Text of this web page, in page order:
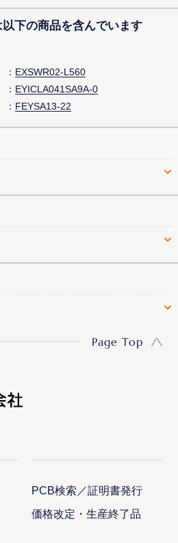
下の商品を含んでいます
EXSWR02-L560
EYICLA041SA9A-0
FEYSA13-22
Page Top
PCB検索／証明書発行
価格改定・生産終了品